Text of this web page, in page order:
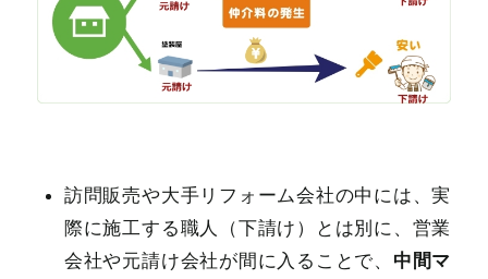
訪問販売や大手リフォーム会社の中には、実
際に施工する職人（下請け）とは別に、営業
会社や元請け会社が間に入ることで、 中間マ